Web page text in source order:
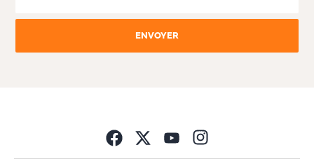
ENVOYER